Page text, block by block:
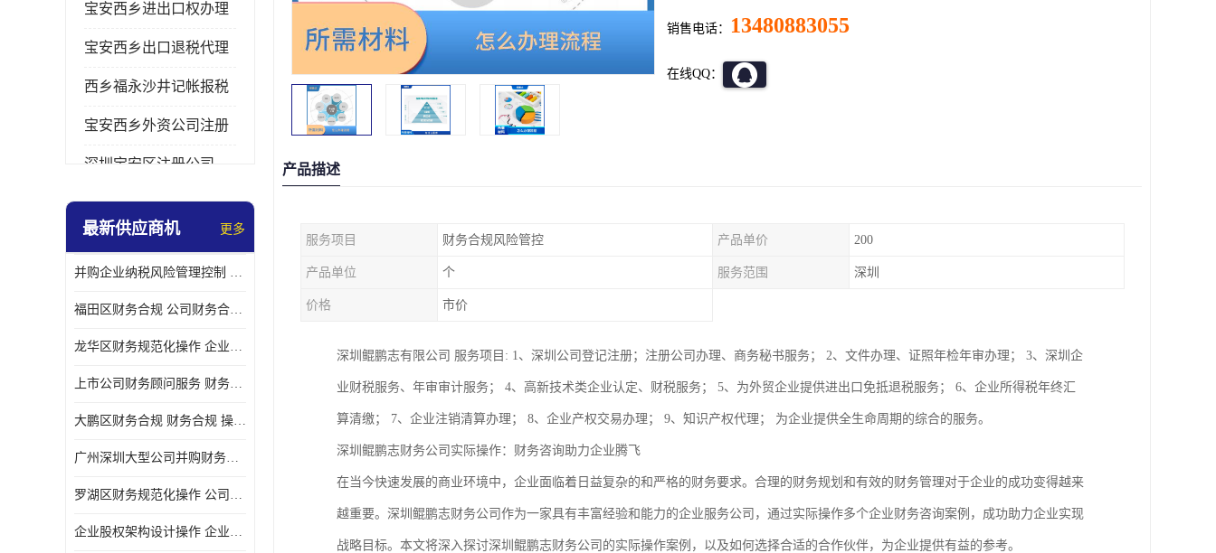
宝安西乡进出口权办理
宝安西乡出口退税代理
西乡福永沙井记帐报税
宝安西乡外资公司注册
深圳宝安区注册公司
宝安西乡办理营业执照
宝安西乡代理记帐
注册公司
最新供应商机 更多
并购企业纳税风险管理控制 企业纳税风险管理控制 如何操作
福田区财务合规 公司财务合规 如何处理实现税务*风险
龙华区财务规范化操作 企业纳税风险管理控制 操作起来简单易行
上市公司财务顾问服务 财务合规 如何才能达到目标
大鹏区财务合规 财务合规 操作起来简单易行
广州深圳大型公司并购财务顾问 财务规范化操作 办理要多长时间
罗湖区财务规范化操作 公司财务合规 盛莱企管
企业股权架构设计操作 企业纳税风险管理控制 怎样操作税务合规
销售电话： 13480883055
在线QQ：
产品描述
服务项目 财务合规风险管控 产品单价 200
产品单位 个 服务范围 深圳
价格 市价
深圳鲲鹏志有限公司 服务项目: 1、深圳公司登记注册；注册公司办理、商务秘书服务； 2、文件办理、证照年检年审办理； 3、深圳企
业财税服务、年审审计服务； 4、高新技术类企业认定、财税服务； 5、为外贸企业提供进出口免抵退税服务； 6、企业所得税年终汇
算清缴； 7、企业注销清算办理； 8、企业产权交易办理； 9、知识产权代理； 为企业提供全生命周期的综合的服务。
深圳鲲鹏志财务公司实际操作：财务咨询助力企业腾飞
在当今快速发展的商业环境中，企业面临着日益复杂的和严格的财务要求。合理的财务规划和有效的财务管理对于企业的成功变得越来
越重要。深圳鲲鹏志财务公司作为一家具有丰富经验和能力的企业服务公司，通过实际操作多个企业财务咨询案例，成功助力企业实现
战略目标。本文将深入探讨深圳鲲鹏志财务公司的实际操作案例，以及如何选择合适的合作伙伴，为企业提供有益的参考。